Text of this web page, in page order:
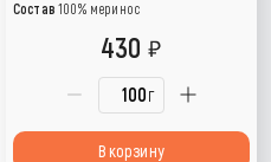
Состав 100% меринос
г
430
В корзину